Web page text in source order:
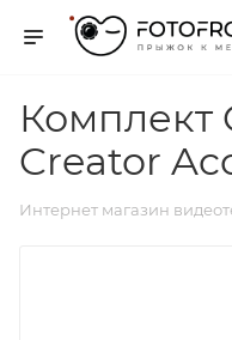
Комплект
Creator
Интернет магазин